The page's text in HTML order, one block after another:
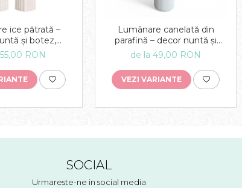
ice pătrată –
și botez,
eveniment
RON
Lumânare canelată din
parafină – decor nuntă și
botez, lumânare eveniment
de la 49,00 RON
VEZI VARIANTE
SOCIAL
Urmareste-ne in social media